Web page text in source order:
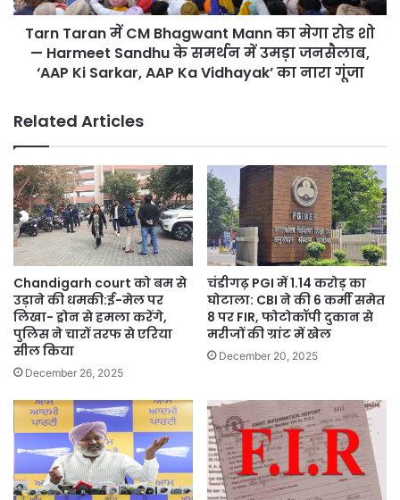
का
काम
रोड
Harmeet
समर्थन
में
उमड़ा
जनसैलाब,
‘AAP
Ki
Sarkar,
AAP
Ka
Vidhayak’
का
नारा
गूंजा
Tarn Taran में CM Bhagwant Mann का मेगा रोड शो
— Harmeet Sandhu के समर्थन में उमड़ा जनसैलाब,
‘AAP Ki Sarkar, AAP Ka Vidhayak’ का नारा गूंजा
Related Articles
Chandigarh court को बम से
उड़ाने की धमकी:ई-मेल पर
लिखा- ड्रोन से हमला करेंगे,
पुलिस ने चारों तरफ से एरिया
सील किया
December 26, 2025
चंडीगढ़ PGI में 1.14 करोड़ का
घोटाला: CBI ने की 6 कर्मी समेत
8 पर FIR, फोटोकॉपी दुकान से
मरीजों की ग्रांट में खेल
December 20, 2025